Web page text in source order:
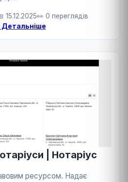
15.12.2025👀 0 переглядів
Детальніше
| Нотаріус
ресурсом. Надає